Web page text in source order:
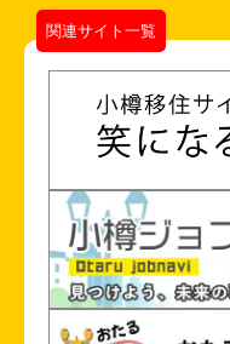
関連サイト一覧